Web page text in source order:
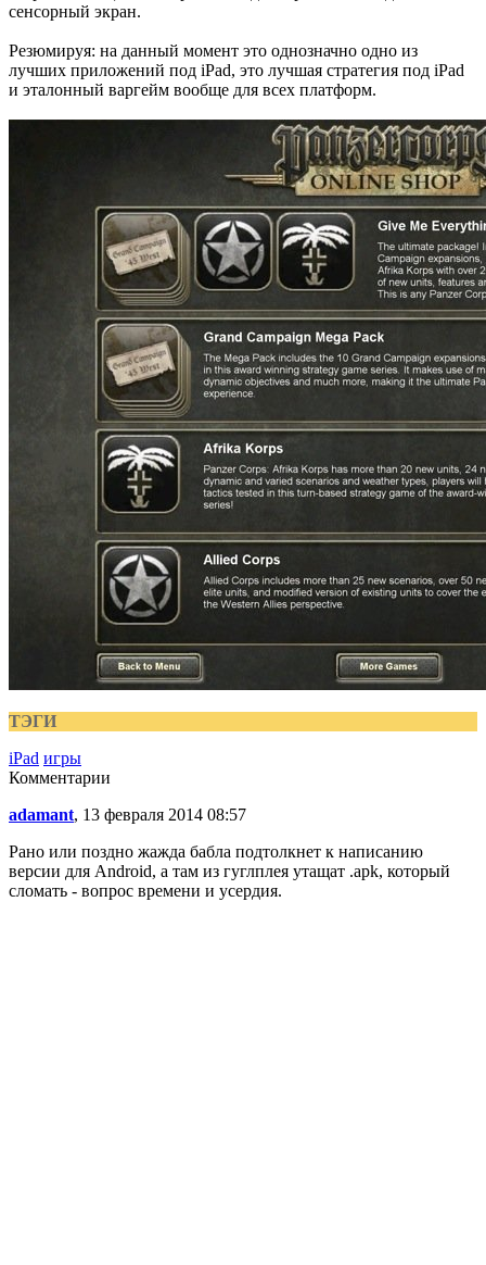
сенсорный экран.
Резюмируя: на данный момент это однозначно одно из
лучших приложений под iPad, это лучшая стратегия под iPad
и эталонный варгейм вообще для всех платформ.
ТЭГИ
iPad игры
Комментарии
adamant, 13 февраля 2014 08:57
Рано или поздно жажда бабла подтолкнет к написанию
версии для Android, а там из гуглплея утащат .apk, который
сломать - вопрос времени и усердия.